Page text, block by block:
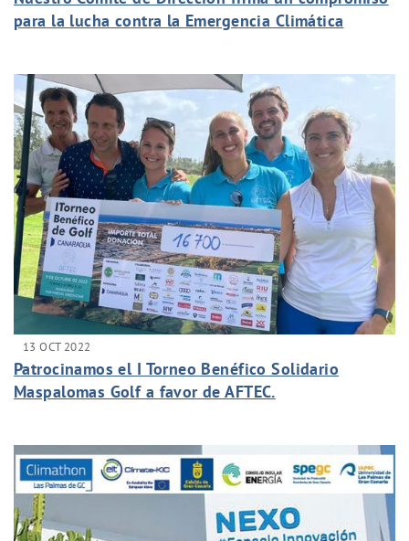
para la lucha contra la Emergencia Climática
13 OCT 2022
Patrocinamos el I Torneo Benéfico Solidario
Maspalomas Golf a favor de AFTEC.